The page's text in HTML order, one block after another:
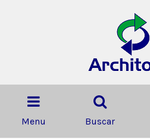
Menu Buscar